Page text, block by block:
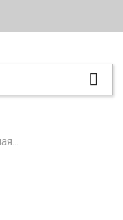
